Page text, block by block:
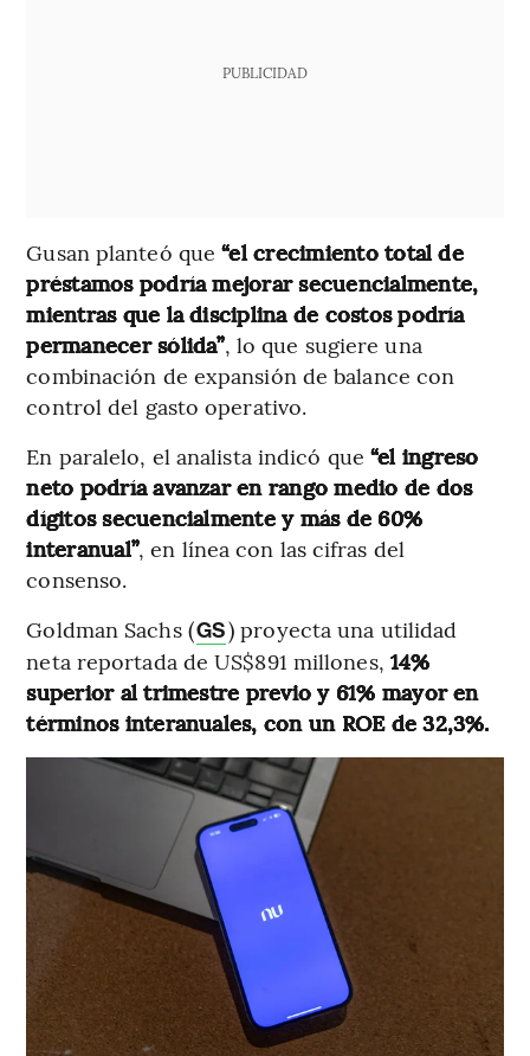
PUBLICIDAD
Gusan planteó que“el crecimiento total de
préstamos podría mejorar secuencialmente,
mientras que la disciplina de costos podría
permanecer sólida”, lo que sugiere una
combinación de expansión de balance con
control del gasto operativo.
En paralelo, el analista indicó que “el ingreso
neto podría avanzar en rango medio de dos
dígitos secuencialmente y más de 60%
interanual”, en línea con las cifras del
consenso.
Goldman Sachs (GS) proyecta una utilidad
neta reportada de US$891 millones, 14%
superior al trimestre previo y 61% mayor en
términos interanuales, con un ROE de 32,3%.